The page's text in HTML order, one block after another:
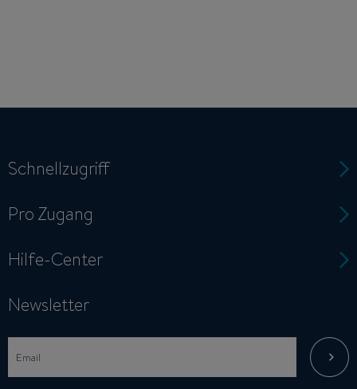
Schnellzugriff
Pro Zugang
Hilfe-Center
Newsletter